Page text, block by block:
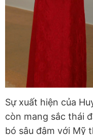
Sự xuất hiện của
còn mang sắc thái
bó sâu đậm với Mỹ